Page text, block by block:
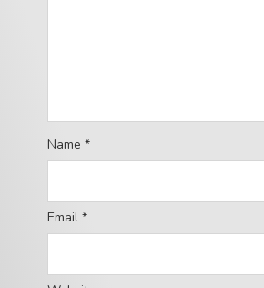
Name *
Email *